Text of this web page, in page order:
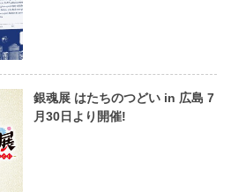
銀魂展 はたちのつどい in 広島 7
月30日より開催!